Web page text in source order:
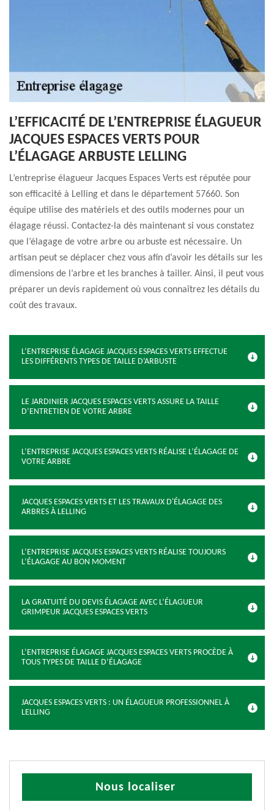
L’EFFICACITÉ DE L’ENTREPRISE ÉLAGUEUR
JACQUES ESPACES VERTS POUR
L’ÉLAGAGE ARBUSTE LELLING
L’entreprise élagueur Jacques Espaces Verts est réputée pour
son efficacité à Lelling et dans le département 57660. Son
équipe utilise des matériels et des outils modernes pour un
élagage réussi. Contactez-la dès maintenant si vous constatez
que l’élagage de votre arbre ou arbuste est nécessaire. Un
artisan peut se déplacer chez vous afin d’avoir les détails sur les
dimensions de l’arbre et les branches à tailler. Ainsi, il peut vous
préparer un devis rapidement où vous connaîtrez les détails du
coût des travaux.
L’ENTREPRISE ÉLAGAGE JACQUES ESPACES VERTS EFFECTUE
LES DIFFÉRENTS TYPES DE TAILLE D’ARBUSTE
LE JARDINIER JACQUES ESPACES VERTS ASSURE LA TAILLE
D’ENTRETIEN DE VOTRE ARBRE
L’ENTREPRISE JACQUES ESPACES VERTS RÉALISE L’ÉLAGAGE DE
VOTRE ARBRE
JACQUES ESPACES VERTS ET LES TRAVAUX D'ÉLAGAGE DES
ARBRES À LELLING
L’ENTREPRISE JACQUES ESPACES VERTS RÉALISE TOUJOURS
L’ÉLAGAGE AU BON MOMENT
LA GRATUITÉ DU DEVIS ÉLAGAGE AVEC L’ÉLAGUEUR
GRIMPEUR JACQUES ESPACES VERTS
L’ENTREPRISE ÉLAGAGE JACQUES ESPACES VERTS PROCÈDE À
TOUS TYPES DE TAILLE D’ÉLAGAGE
JACQUES ESPACES VERTS : UN ÉLAGUEUR PROFESSIONNEL À
LELLING
Nous localiser